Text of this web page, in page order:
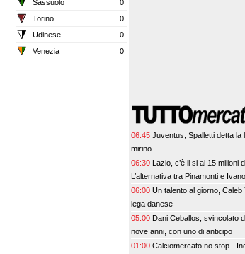
Sassuolo
0
Torino
0
Udinese
0
Venezia
0
06:45 Juventus, Spalletti detta
mirino
06:30 Lazio, c’è il si ai 15 milioni
L’alternativa tra Pinamonti e
06:00 Un talento al giorno,
lega danese
05:00 Dani Ceballos, svincolato
nove anni, con uno di anticipo
01:00 Calciomercato no stop -